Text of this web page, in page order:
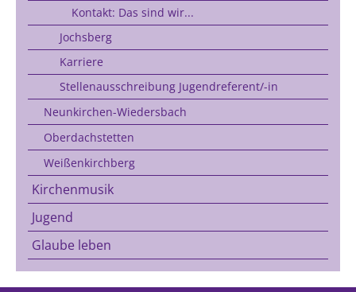
Kontakt: Das sind wir...
Jochsberg
Karriere
Stellenausschreibung Jugendreferent/-in
Neunkirchen-Wiedersbach
Oberdachstetten
Weißenkirchberg
Kirchenmusik
Jugend
Glaube leben